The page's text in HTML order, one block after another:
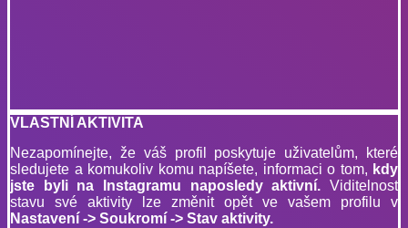
VLASTNÍ AKTIVITA
Nezapomínejte, že váš profil poskytuje uživatelům, které
sledujete a komukoliv komu napíšete, informaci o tom, kdy
jste byli na Instagramu naposledy aktivní. Viditelnost
stavu své aktivity lze změnit opět ve vašem profilu v
Nastavení -> Soukromí -> Stav aktivity.